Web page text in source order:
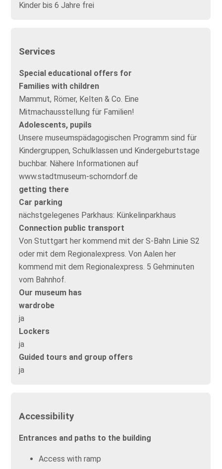
Kinder bis 6 Jahre frei
Services
Special educational offers for
Families with children
Mammut, Römer, Kelten & Co. Eine
Mitmachausstellung für Familien!
Adolescents, pupils
Unsere museumspädagogischen Programm sind für
Kindergruppen, Schulklassen und Kindergeburtstage
buchbar. Nähere Informationen auf
www.stadtmuseum-schorndorf.de
getting there
Car parking
nächstgelegenes Parkhaus: Künkelinparkhaus
Connection public transport
Von Stuttgart her kommend mit der S-Bahn Linie S2
oder mit dem Regionalexpress. Von Aalen her
kommend mit dem Regionalexpress. 5 Gehminuten
vom Bahnhof.
Our museum has
wardrobe
ja
Lockers
ja
Guided tours and group offers
ja
Accessibility
Entrances and paths to the building
Access with ramp